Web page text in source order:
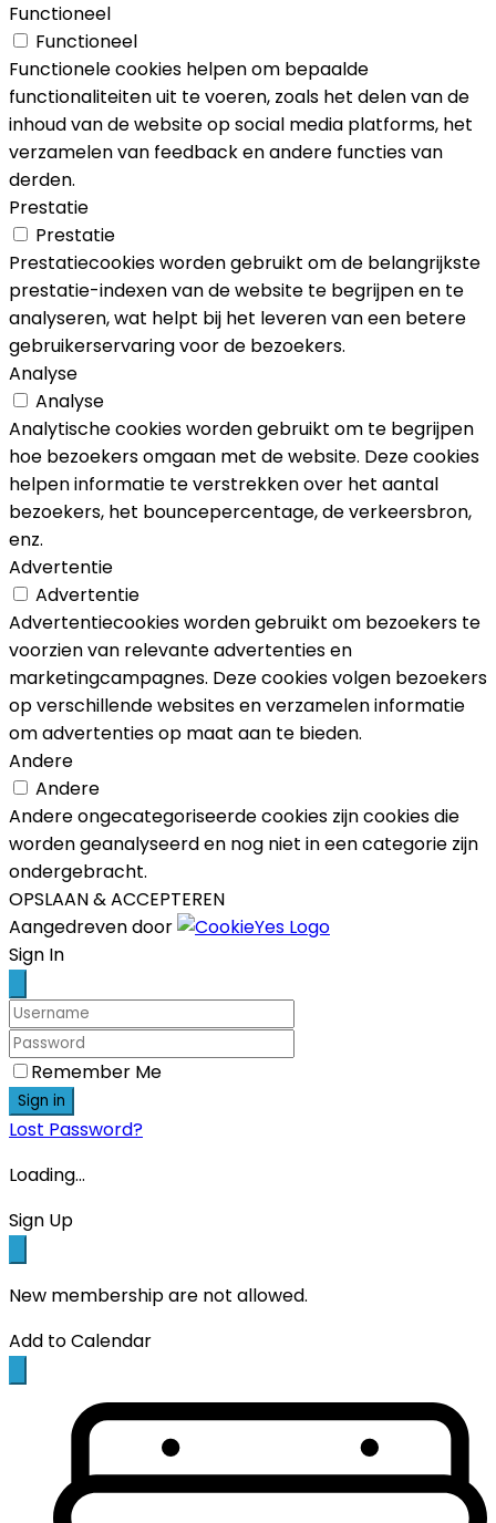
Functioneel
Functioneel
Functionele cookies helpen om bepaalde
functionaliteiten uit te voeren, zoals het delen van de
inhoud van de website op social media platforms, het
verzamelen van feedback en andere functies van
derden.
Prestatie
Prestatie
Prestatiecookies worden gebruikt om de belangrijkste
prestatie-indexen van de website te begrijpen en te
analyseren, wat helpt bij het leveren van een betere
gebruikerservaring voor de bezoekers.
Analyse
Analyse
Analytische cookies worden gebruikt om te begrijpen
hoe bezoekers omgaan met de website. Deze cookies
helpen informatie te verstrekken over het aantal
bezoekers, het bouncepercentage, de verkeersbron,
enz.
Advertentie
Advertentie
Advertentiecookies worden gebruikt om bezoekers te
voorzien van relevante advertenties en
marketingcampagnes. Deze cookies volgen bezoekers
op verschillende websites en verzamelen informatie
om advertenties op maat aan te bieden.
Andere
Andere
Andere ongecategoriseerde cookies zijn cookies die
worden geanalyseerd en nog niet in een categorie zijn
ondergebracht.
OPSLAAN & ACCEPTEREN
Aangedreven door
Scroll
Sign In
Remember Me
Sign in
Lost Password?
Loading...
Sign Up
New membership are not allowed.
Add to Calendar